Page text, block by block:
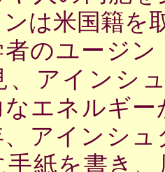
は米国籍を
のユージン
、アインシ
エネルギ
アインシ
手紙を書き